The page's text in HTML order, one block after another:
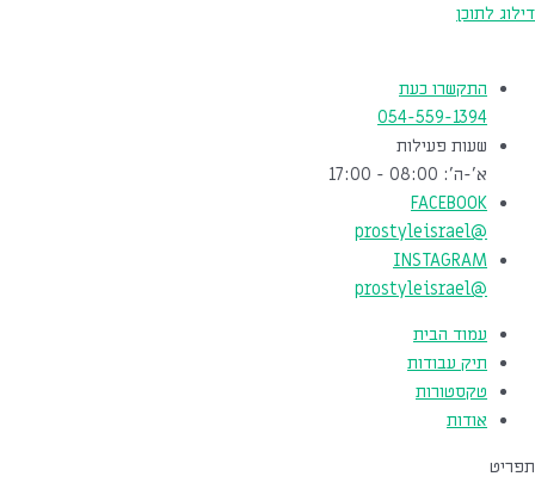
דילוג לתוכן
התקשרו כעת
054-559-1394
שעות פעילות
א'-ה': 08:00 - 17:00
FACEBOOK
@prostyleisrael
INSTAGRAM
@prostyleisrael
עמוד הבית
תיק עבודות
טקסטורות
אודות
תפריט